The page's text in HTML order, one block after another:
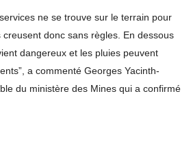
ne se trouve sur le terrain pour
donc sans règles. En dessous
dangereux et les pluies peuvent
a commenté Georges Yacinth-
du ministère des Mines qui a confirmé